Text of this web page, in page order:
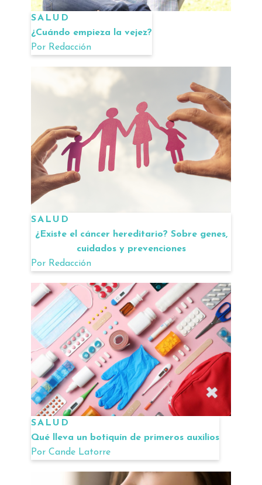
SALUD
¿Cuándo empieza la vejez?
Por Redacción
SALUD
¿Existe el cáncer hereditario? Sobre genes,
cuidados y prevenciones
Por Redacción
SALUD
Qué lleva un botiquín de primeros auxilios
Por Cande Latorre